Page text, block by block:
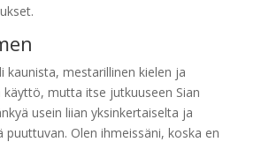
kaunista, mestarillinen kielen ja
käyttö, mutta itse jutkuuseen Sian
usein liian yksinkertaiselta ja
puuttuvan. Olen ihmeissäni, koska en